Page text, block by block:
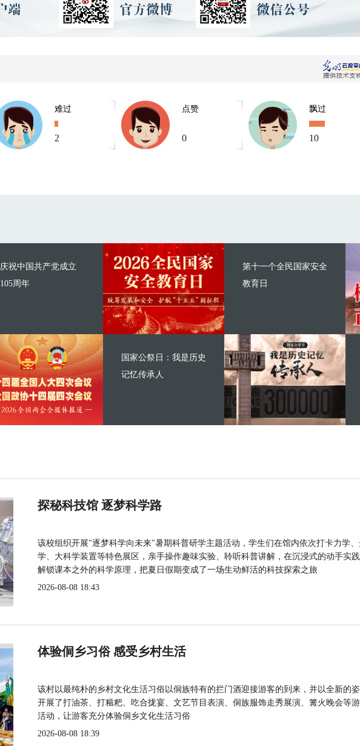
难过
2
点赞
0
飘过
10
庆祝中国共产党成立
105周年
第十一个全民国家安全
教育日
国家公祭日：我是历史
记忆传承人
探秘科技馆 逐梦科学路
该校组织开展"逐梦科学向未来"暑期科普研学主题活动，学生们在馆内依次打卡力学
学、大科学装置等特色展区，亲手操作趣味实验、聆听科普讲解，在沉浸式的动手实
解锁课本之外的科学原理，把夏日假期变成了一场生动鲜活的科技探索之旅
2026-08-08 18:43
体验侗乡习俗 感受乡村生活
该村以最纯朴的乡村文化生活习俗以侗族特有的拦门酒迎接游客的到来，并以全新的
开展了打油茶、打糍粑、吃合拢宴、文艺节目表演、侗族服饰走秀展演、篝火晚会等
活动，让游客充分体验侗乡文化生活习俗
2026-08-08 18:39